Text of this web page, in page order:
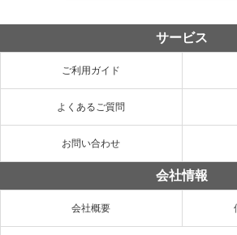
サービス
ご利用ガイド
よくあるご質問
お問い合わせ
会社情報
会社概要